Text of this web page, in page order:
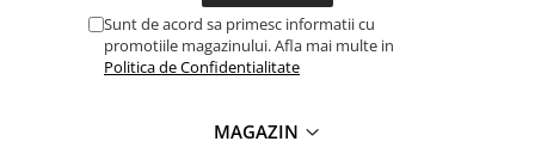
Sunt de acord sa primesc informatii cu
promotiile magazinului. Afla mai multe in
Politica de Confidentialitate
MAGAZIN